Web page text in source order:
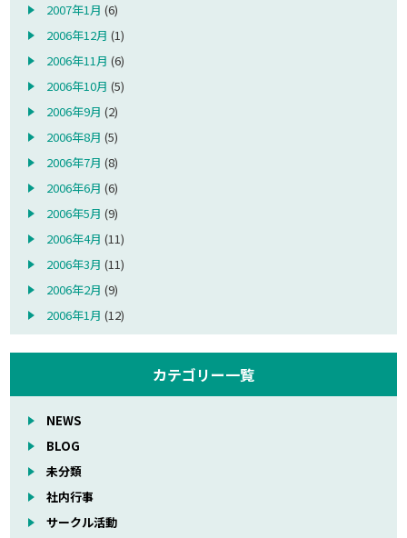
2007年1月 (6)
2006年12月 (1)
2006年11月 (6)
2006年10月 (5)
2006年9月 (2)
2006年8月 (5)
2006年7月 (8)
2006年6月 (6)
2006年5月 (9)
2006年4月 (11)
2006年3月 (11)
2006年2月 (9)
2006年1月 (12)
カテゴリー一覧
NEWS
BLOG
未分類
社内行事
サークル活動